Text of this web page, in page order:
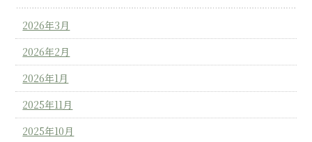
2026年3月
2026年2月
2026年1月
2025年11月
2025年10月